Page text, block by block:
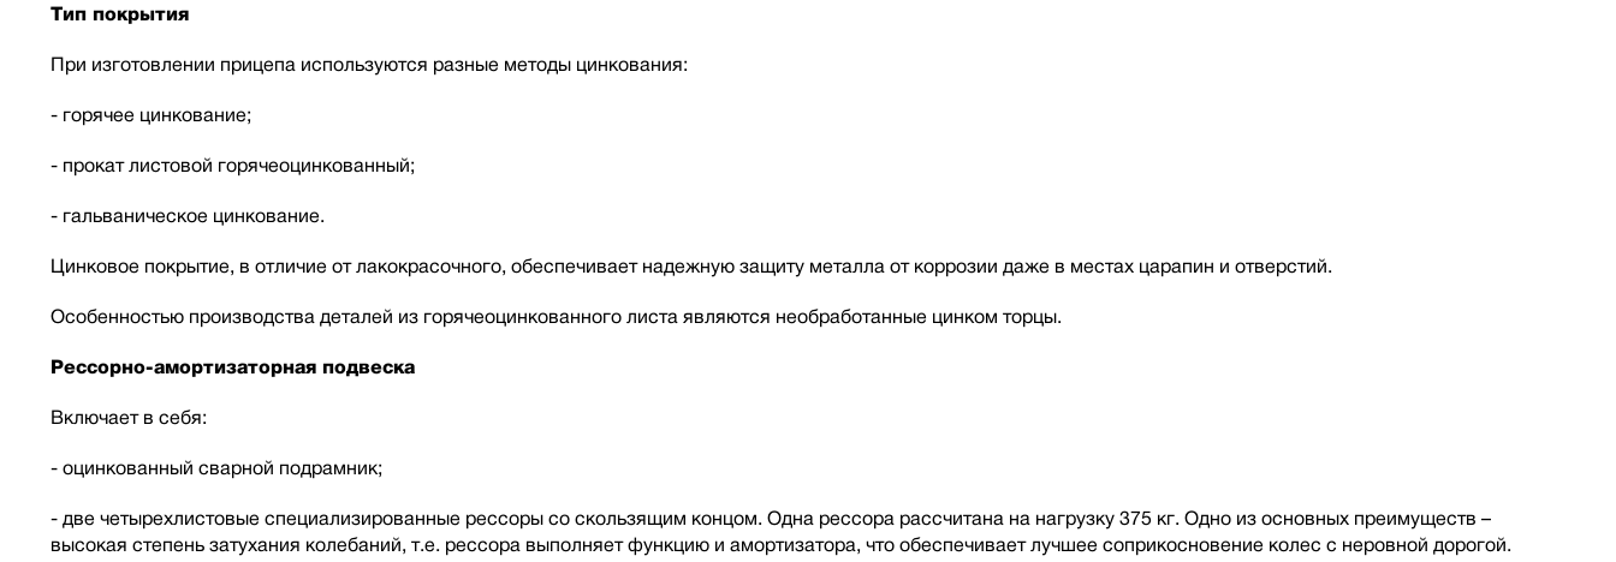
Тип покрытия
При изготовлении прицепа используются разные методы цинкования:
- горячее цинкование;
- прокат листовой горячеоцинкованный;
- гальваническое цинкование.
Цинковое покрытие, в отличие от лакокрасочного, обеспечивает надежную защиту металла от коррозии даже в местах царапин и отверстий.
Особенностью производства деталей из горячеоцинкованного листа являются необработанные цинком торцы.
Рессорно-амортизаторная подвеска
Включает в себя:
- оцинкованный сварной подрамник;
- две четырехлистовые специализированные рессоры со скользящим концом. Одна рессора рассчитана на нагрузку 375 кг. Одно из основных преимуществ –
высокая степень затухания колебаний, т.е. рессора выполняет функцию и амортизатора, что обеспечивает лучшее соприкосновение колес с неровной дорогой.